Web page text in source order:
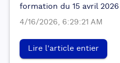
formation du 15 avril 2026
4/16/2026, 6:29:21 AM
Lire l'article entier